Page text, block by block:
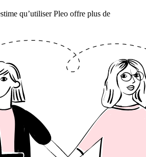
qu’utiliser Pleo offre plus de